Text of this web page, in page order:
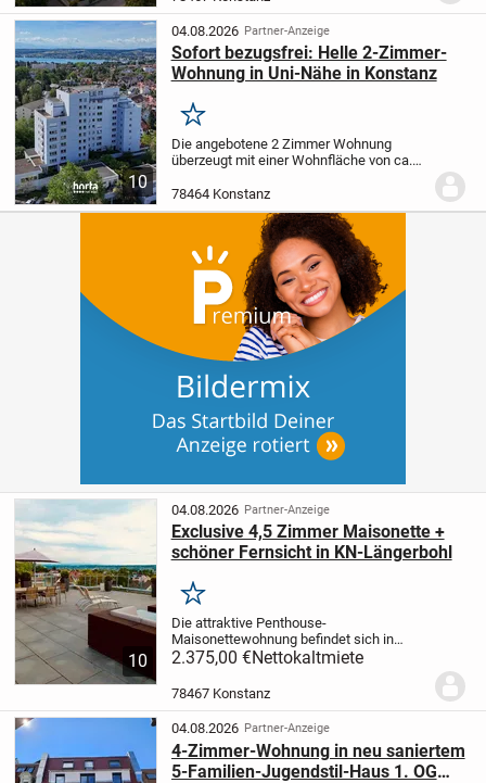
wertvolle Außenbereiche. Objekt Manche
Häuser...
10
04.08.2026 Partner-Anzeige
Sofort bezugsfrei: Helle 2-Zimmer-
Wohnung in Uni-Nähe in Konstanz
Merken
Die angebotene 2 Zimmer Wohnung
überzeugt mit einer Wohnfläche von ca.
Grundriss, der sowohl Eigennutzer als
auch Kapitalanleger anspricht. Helle
Räume und eine...
78464 Konstanz
10
04.08.2026 Partner-Anzeige
Exclusive 4,5 Zimmer Maisonette +
schöner Fernsicht in KN-Längerbohl
Merken
Die attraktive Penthouse-
Maisonettewohnung befindet sich in
einem modernen Fünffamilienhaus mit
erbaute Gebäude wird über eine
2.375,00 €Nettokaltmiete
78467 Konstanz
04.08.2026 Partner-Anzeige
4-Zimmer-Wohnung in neu saniertem
5-Familien-Jugendstil-Haus 1. OG